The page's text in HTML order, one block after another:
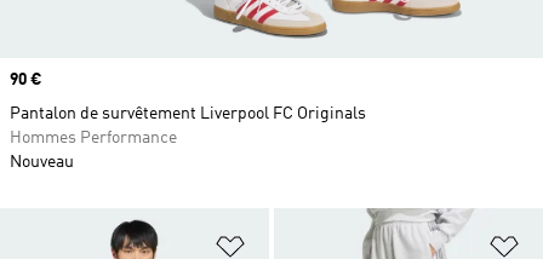
Ajouter à la Liste de produits
Prix
90 €
Pantalon de survêtement Liverpool FC Originals
Hommes Performance
Nouveau